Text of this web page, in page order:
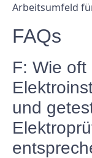
Arbeitsumfeld
FAQs
F: Wie oft
und